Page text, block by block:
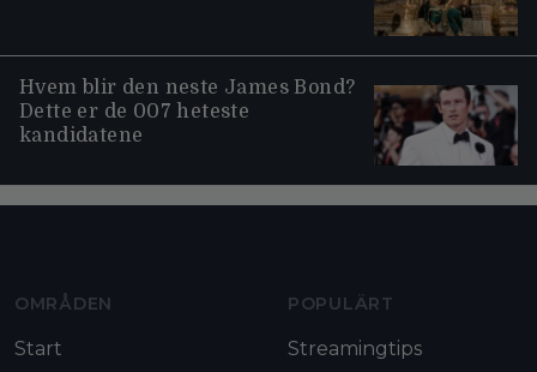
Hvem blir den neste James Bond?
Dette er de 007 heteste
kandidatene
OMRÅDEN
Start
POPULÄRT
Streamingtips